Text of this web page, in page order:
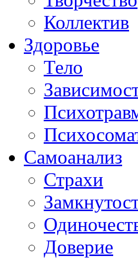
Коллектив
Здоровье
Тело
Самоанализ
Страхи
Доверие